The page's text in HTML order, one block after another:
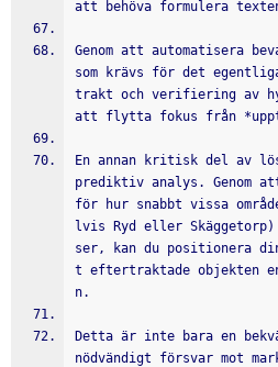
att behöva formulera
Genom att automatisera
som krävs för det
trakt och verifiering av
En annan kritisk del av
prediktiv analys. Genom
för hur snabbt vissa
lvis Ryd eller
ser, kan du positionera
t eftertraktade objekten
n.
Detta är inte bara en
nödvändigt försvar mot